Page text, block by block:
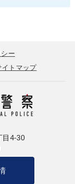
ー
イトマップ
目4-30